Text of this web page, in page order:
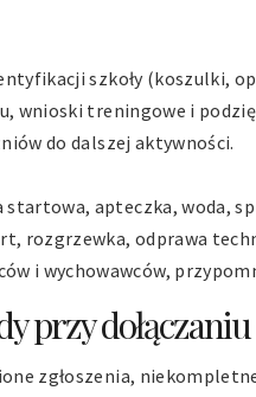
szkoły (koszulki,
wnioski treningowe i
do dalszej aktywności.
startowa, apteczka, woda,
rozgrzewka, odprawa
i wychowawców,
przy dołączaniu
zgłoszenia,